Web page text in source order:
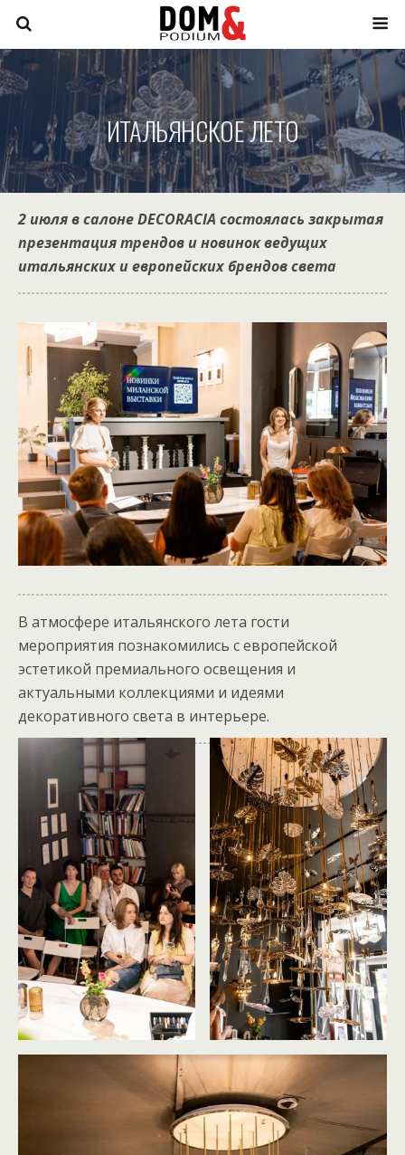
ИТАЛЬЯНСКОЕ ЛЕТО
2 июля в салоне DECORACIA состоялась закрытая
презентация трендов и новинок ведущих
итальянских и европейских брендов света
В атмосфере итальянского лета гости
мероприятия познакомились с европейской
эстетикой премиального освещения и
актуальными коллекциями и идеями
декоративного света в интерьере.